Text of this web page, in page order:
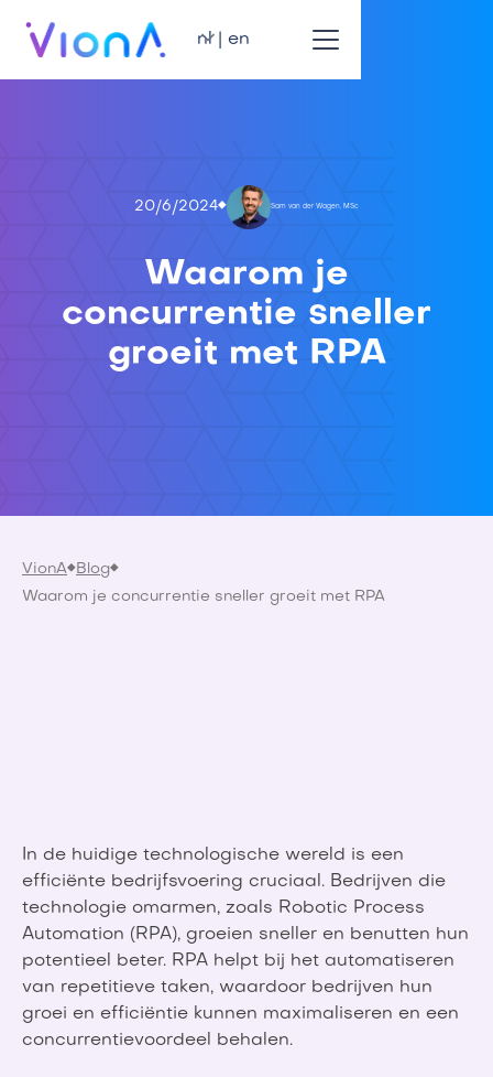
nl | en
20/6/2024 Sam van der Wagen, MSc
Waarom je
concurrentie sneller
groeit met RPA
VionA
Blog
Waarom je concurrentie sneller groeit met RPA
In de huidige technologische wereld is een
efficiënte bedrijfsvoering cruciaal. Bedrijven die
technologie omarmen, zoals Robotic Process
Automation (RPA), groeien sneller en benutten hun
potentieel beter. RPA helpt bij het automatiseren
van repetitieve taken, waardoor bedrijven hun
groei en efficiëntie kunnen maximaliseren en een
concurrentievoordeel behalen.